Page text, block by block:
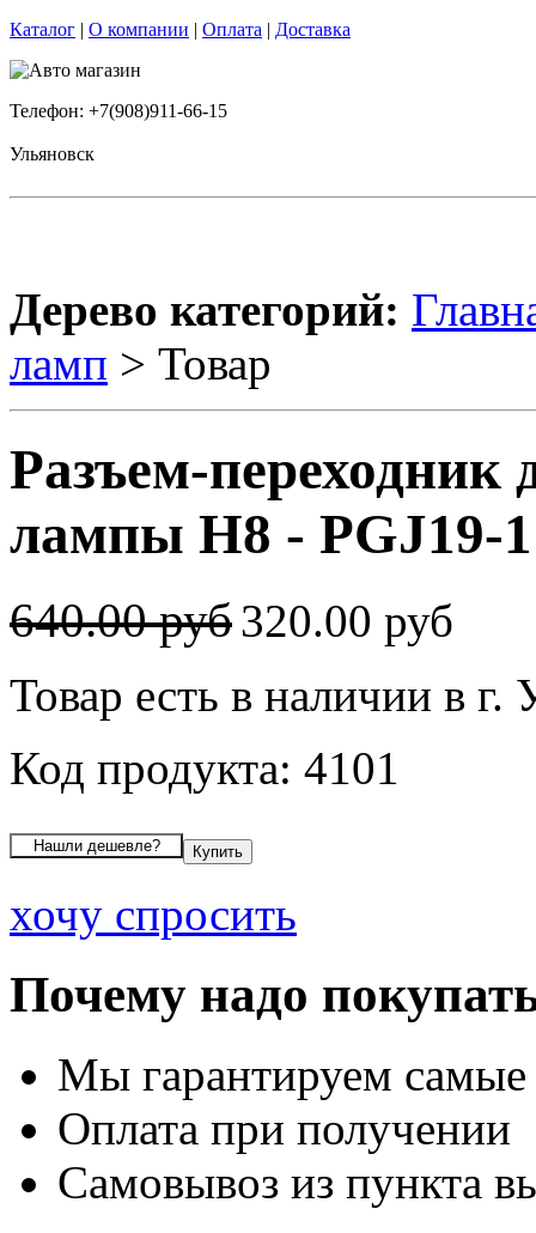
Каталог | О компании | Оплата | Доставка
Телефон: +7(908)911-66-15
Ульяновск
Дерево категорий:
ламп > Товар
Разъем-переходник
лампы H8 - PGJ19-1
640.00 руб320.00 руб
Товар есть в наличии в г.
Код продукта: 4101
хочу спросить
Почему надо
Мы гарантируем
Оплата при получении
Самовывоз из пункта